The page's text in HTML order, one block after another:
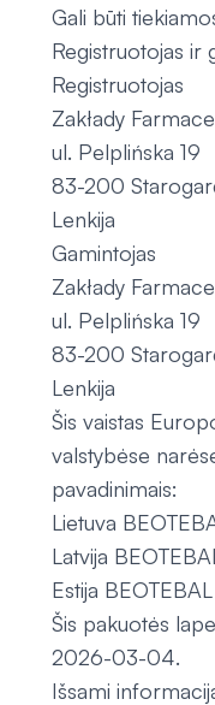
Gali būti
Registruotojas ir
Registruotojas
Zakłady
ul. Pelplińska 19
83-200
Lenkija
Gamintojas
Zakłady
ul. Pelplińska 19
83-200
Lenkija
Šis vaistas
valstybėse
pavadinimais:
Lietuva
Latvija
Estija BEOTEBAL
Šis pakuotės
2026-03-04.
Išsami